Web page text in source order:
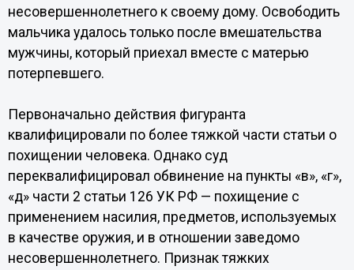
несовершеннолетнего к своему дому. Освободить
мальчика удалось только после вмешательства
мужчины, который приехал вместе с матерью
потерпевшего.
Первоначально действия фигуранта
квалифицировали по более тяжкой части статьи о
похищении человека. Однако суд
переквалифицировал обвинение на пункты «в», «г»,
«д» части 2 статьи 126 УК РФ — похищение с
применением насилия, предметов, используемых
в качестве оружия, и в отношении заведомо
несовершеннолетнего. Признак тяжких